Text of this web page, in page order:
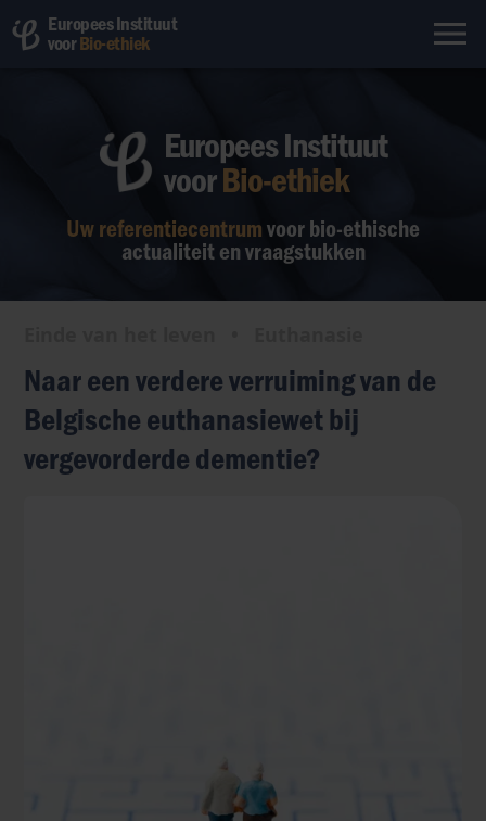
Europees Instituut
voorBio-ethiek
Uw referentiecentrumvoor bio-ethische
actualiteit en vraagstukken
Europees Instituut
voorBio-ethiek
Naar een verdere verruiming van de
Belgische euthanasiewet bij
vergevorderde dementie?